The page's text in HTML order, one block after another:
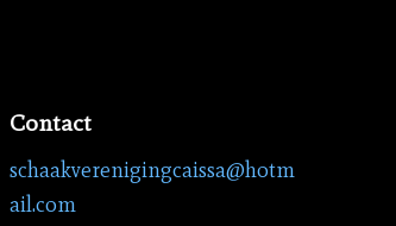
Contact
schaakverenigingcaissa@hotm
ail.com